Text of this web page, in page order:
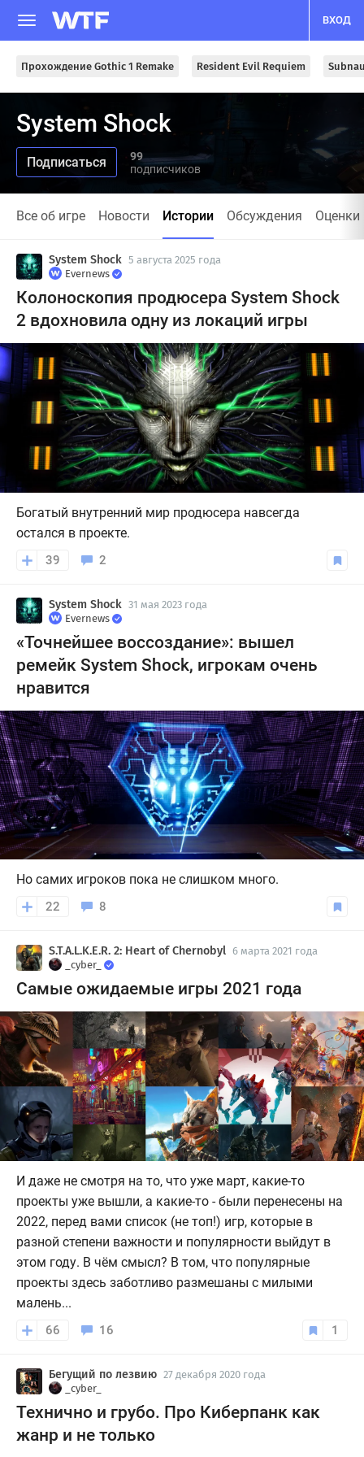
ВХОД
Прохождение Gothic 1 Remake Resident Evil Requiem
System Shock
99
подписчиков
Все об игре Новости Истории Обсуждения Оценки
System Shock 5 августа 2025 года
Evernews
Колоноскопия продюсера System Shock
2 вдохновила одну из локаций игры
Богатый внутренний мир продюсера навсегда
остался в проекте.
39 2
System Shock 31 мая 2023 года
Evernews
«Точнейшее воссоздание»: вышел
ремейк System Shock, игрокам очень
нравится
Но самих игроков пока не слишком много.
22 8
S.T.A.L.K.E.R. 2: Heart of Chernobyl 6 марта 2021 года
_cyber_
Самые ожидаемые игры 2021 года
И даже не смотря на то, что уже март, какие-то
проекты уже вышли, а какие-то - были перенесены на
2022, перед вами список (не топ!) игр, которые в
разной степени важности и популярности выйдут в
этом году. В чём смысл? В том, что популярные
проекты здесь заботливо размешаны с милыми
малень...
66 16 1
Бегущий по лезвию 27 декабря 2020 года
_cyber_
Технично и грубо. Про Киберпанк как
жанр и не только